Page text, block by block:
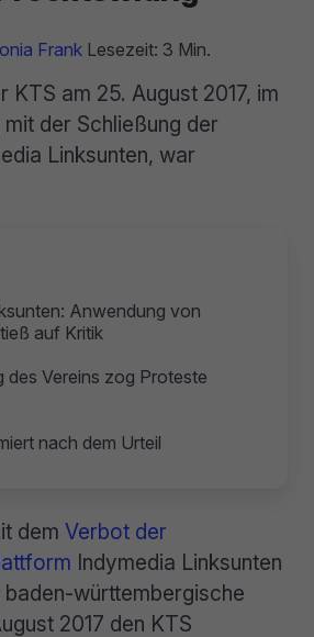
Frank Lesezeit: 3 Min.
KTS am 25. August 2017, im
der Schließung der
Linksunten, war
Anwendung von
auf Kritik
des Vereins zog Proteste
nach dem Urteil
dem Verbot der
Indymedia Linksunten
württembergische
2017 den KTS